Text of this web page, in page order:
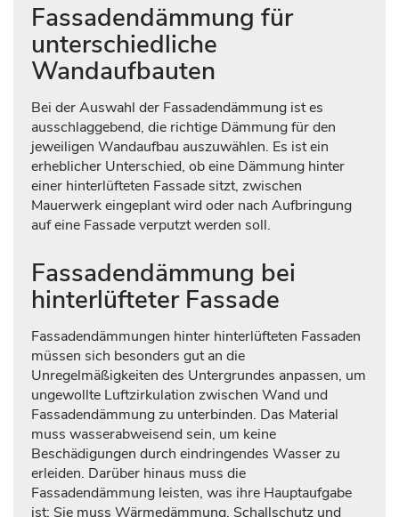
Fassadendämmung für
unterschiedliche
Wandaufbauten
Bei der Auswahl der Fassadendämmung ist es
ausschlaggebend, die richtige Dämmung für den
jeweiligen Wandaufbau auszuwählen. Es ist ein
erheblicher Unterschied, ob eine Dämmung hinter
einer hinterlüfteten Fassade sitzt, zwischen
Mauerwerk eingeplant wird oder nach Aufbringung
auf eine Fassade verputzt werden soll.
Fassadendämmung bei
hinterlüfteter Fassade
Fassadendämmungen hinter hinterlüfteten Fassaden
müssen sich besonders gut an die
Unregelmäßigkeiten des Untergrundes anpassen, um
ungewollte Luftzirkulation zwischen Wand und
Fassadendämmung zu unterbinden. Das Material
muss wasserabweisend sein, um keine
Beschädigungen durch eindringendes Wasser zu
erleiden. Darüber hinaus muss die
Fassadendämmung leisten, was ihre Hauptaufgabe
ist: Sie muss Wärmedämmung, Schallschutz und